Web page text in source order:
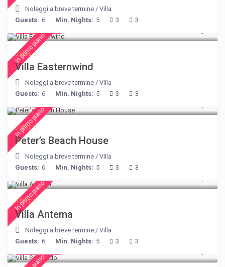
Noleggi a breve termine /Villa
Guests: 6 Min. Nights: 5 3 3
In primo piano
Villa Easternwind
Noleggi a breve termine /Villa
Guests: 6 Min. Nights: 5 3 3
In primo piano
Peter’s Beach House
Noleggi a breve termine /Villa
Guests: 6 Min. Nights: 5 3 3
In primo piano
Villa Antema
Noleggi a breve termine /Villa
Guests: 6 Min. Nights: 5 3 3